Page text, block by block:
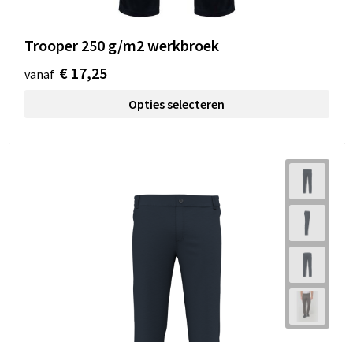
Trooper 250 g/m2 werkbroek
vanaf € 17,25
Opties selecteren